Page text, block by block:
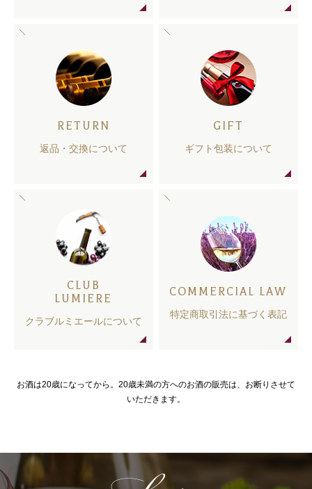
RETURN
返品・交換について
GIFT
ギフト包装について
CLUB
LUMIERE
クラブルミエールについて
COMMERCIAL LAW
特定商取引法に基づく表記
お酒は20歳になってから。20歳未満の方へのお酒の販売は、お断りさせて
いただきます。